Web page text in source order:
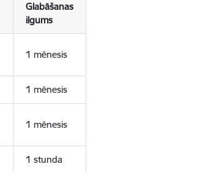
Glabāšanas
ilgums
1 mēnesis
1 mēnesis
1 mēnesis
1 stunda